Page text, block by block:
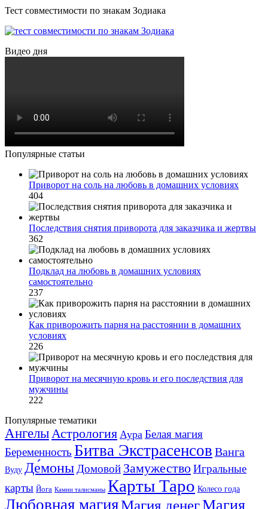
Тест совместимости по знакам Зодиака
Видео дня
Популярные статьи
Приворот на соль на любовь в домашних условиях
404
Последствия снятия приворота для заказчика и жертвы
362
Подклад на любовь в домашних условиях
самостоятельно
237
Как приворожить парня на расстоянии в домашних
условиях
226
Приворот на месячную кровь и его последствия для
мужчины
222
Популярные тематики
АнгелыАстрология Аура Белая магия
Беременность Битва Экстрасенсов Ванга
Вуду Де́моны Домовой ЗамужествоИгральные
карты Йога Камни талисманы Карты Таро Колесо года
Любовная магияМагия денегМагия